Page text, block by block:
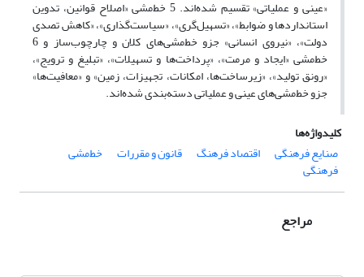
«عینی و عملیاتی» تقسیم شده‌اند. 5 خط‌مشی «اصلاح قوانین، تدوین
استانداردها و ضوابط»، «تسهیل‌گری»، «سیاست‌گذاری»، «کاهش تصدی
دولت»، «نیروی انسانی» جزو خط‌مشی‌های کلان و چارچوب‌ساز و 6
خط‌مشی «ایجاد و مرمت»، «پرداخت‌ها و تسهیلات»، «تبلیغ و ترویج»،
«رونق تولید»، «زیرساخت‌ها، امکانات، تجهیزات، زمین» و «معافیت‌ها»
جزو خط‌مشی‌های عینی و عملیاتی دسته‌بندی شده‌اند.
کلیدواژه‌ها
صنایع فرهنگی
اقتصاد فرهنگ قانون و مقررات خط‌مشی
فرهنگی
مراجع